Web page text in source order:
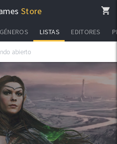
Store
GÉNEROS LISTAS EDITORES
abierto